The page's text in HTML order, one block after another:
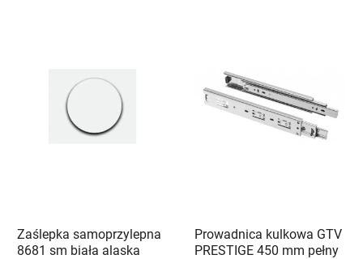
Zaślepka samoprzylepna
8681 sm biała alaska
Prowadnica kulkowa GTV
PRESTIGE 450 mm pełny